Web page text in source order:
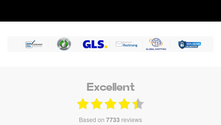
Excellent
based on 7733 reviews